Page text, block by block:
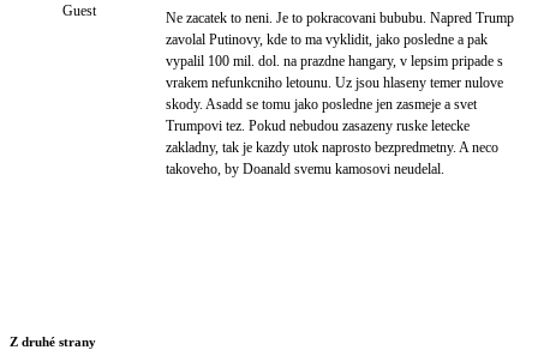
Guest
Ne zacatek to neni. Je to pokracovani bububu. Napred Trump
zavolal Putinovy, kde to ma vyklidit, jako posledne a pak
vypalil 100 mil. dol. na prazdne hangary, v lepsim pripade s
vrakem nefunkcniho letounu. Uz jsou hlaseny temer nulove
skody. Asadd se tomu jako posledne jen zasmeje a svet
Trumpovi tez. Pokud nebudou zasazeny ruske letecke
zakladny, tak je kazdy utok naprosto bezpredmetny. A neco
takoveho, by Doanald svemu kamosovi neudelal.
Z druhé strany